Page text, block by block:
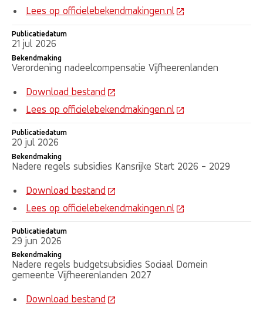
Lees op officielebekendmakingen.nl
Publicatiedatum
21 jul 2026
Bekendmaking
Verordening nadeelcompensatie Vijfheerenlanden
Download bestand
Lees op officielebekendmakingen.nl
Publicatiedatum
20 jul 2026
Bekendmaking
Nadere regels subsidies Kansrijke Start 2026 - 2029
Download bestand
Lees op officielebekendmakingen.nl
Publicatiedatum
29 jun 2026
Bekendmaking
Nadere regels budgetsubsidies Sociaal Domein
gemeente Vijfheerenlanden 2027
Download bestand